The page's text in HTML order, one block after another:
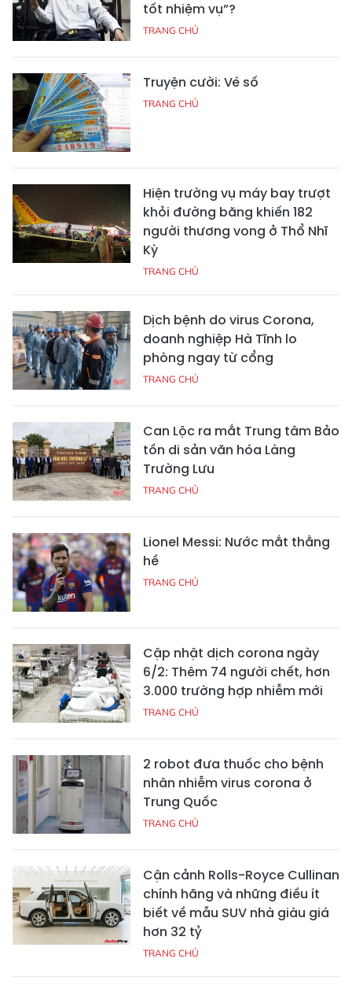
tốt nhiệm vụ”?
TRANG CHỦ
Truyện cười: Vé số
TRANG CHỦ
Hiện trường vụ máy bay trượt
khỏi đường băng khiến 182
người thương vong ở Thổ Nhĩ
Kỳ
TRANG CHỦ
Dịch bệnh do virus Corona,
doanh nghiệp Hà Tĩnh lo
phòng ngay từ cổng
TRANG CHỦ
Can Lộc ra mắt Trung tâm Bảo
tồn di sản văn hóa Làng
Trường Lưu
TRANG CHỦ
Lionel Messi: Nước mắt thằng
hề
TRANG CHỦ
Cập nhật dịch corona ngày
6/2: Thêm 74 người chết, hơn
3.000 trường hợp nhiễm mới
TRANG CHỦ
2 robot đưa thuốc cho bệnh
nhân nhiễm virus corona ở
Trung Quốc
TRANG CHỦ
Cận cảnh Rolls-Royce Cullinan
chính hãng và những điều ít
biết về mẫu SUV nhà giàu giá
hơn 32 tỷ
TRANG CHỦ